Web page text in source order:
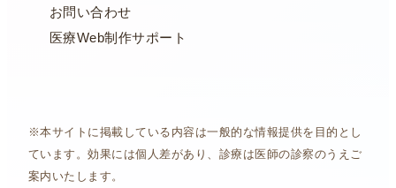
お問い合わせ
医療Web制作サポート
※本サイトに掲載している内容は一般的な情報提供を目的とし
ています。効果には個人差があり、診療は医師の診察のうえご
案内いたします。